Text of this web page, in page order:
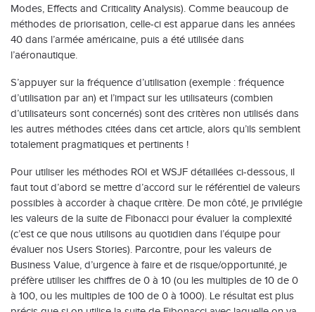
Modes, Effects and Criticality Analysis). Comme beaucoup de
méthodes de priorisation, celle-ci est apparue dans les années
40 dans l’armée américaine, puis a été utilisée dans
l’aéronautique.
S’appuyer sur la fréquence d’utilisation (exemple : fréquence
d’utilisation par an) et l’impact sur les utilisateurs (combien
d’utilisateurs sont concernés) sont des critères non utilisés dans
les autres méthodes citées dans cet article, alors qu’ils semblent
totalement pragmatiques et pertinents !
Pour utiliser les méthodes ROI et WSJF détaillées ci-dessous, il
faut tout d’abord se mettre d’accord sur le référentiel de valeurs
possibles à accorder à chaque critère. De mon côté, je privilégie
les valeurs de la suite de Fibonacci pour évaluer la complexité
(c’est ce que nous utilisons au quotidien dans l’équipe pour
évaluer nos Users Stories). Parcontre, pour les valeurs de
Business Value, d’urgence à faire et de risque/opportunité, je
préfère utiliser les chiffres de 0 à 10 (ou les multiples de 10 de 0
à 100, ou les multiples de 100 de 0 à 1000). Le résultat est plus